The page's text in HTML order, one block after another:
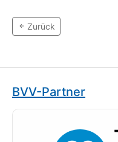
Zurück
BVV-Partner